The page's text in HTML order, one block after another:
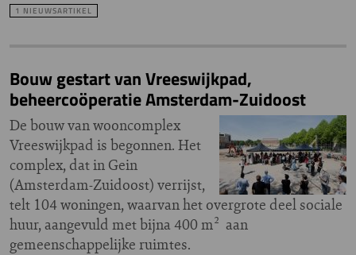
1 NIEUWSARTIKEL
Bouw gestart van Vreeswijkpad,
beheercoöperatie Amsterdam-Zuidoost
De bouw van wooncomplex
Vreeswijkpad is begonnen. Het
complex, dat in Gein
(Amsterdam-Zuidoost) verrijst,
telt 104 woningen, waarvan het overgrote deel sociale
huur, aangevuld met bijna 400 m² aan
gemeenschappelijke ruimtes.